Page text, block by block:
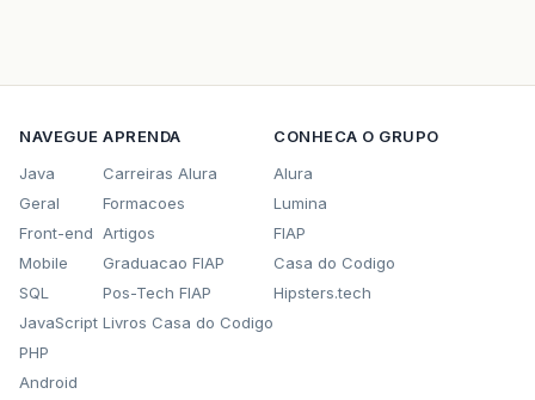
NAVEGUE
Java
Geral
Front-end
Mobile
SQL
JavaScript
PHP
Android
APRENDA
Carreiras Alura
Formacoes
Artigos
Graduacao FIAP
Pos-Tech FIAP
Livros Casa do Codigo
CONHECA O GRUPO
Alura
Lumina
FIAP
Casa do Codigo
Hipsters.tech